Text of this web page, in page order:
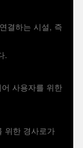
결하는 시설, 즉
.
사용자를 위한
위한 경사로가